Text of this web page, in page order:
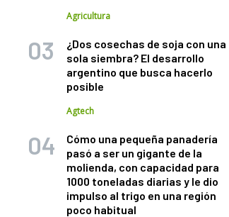
Agricultura
¿Dos cosechas de soja con una
sola siembra? El desarrollo
argentino que busca hacerlo
posible
Agtech
Cómo una pequeña panadería
pasó a ser un gigante de la
molienda, con capacidad para
1000 toneladas diarias y le dio
impulso al trigo en una región
poco habitual